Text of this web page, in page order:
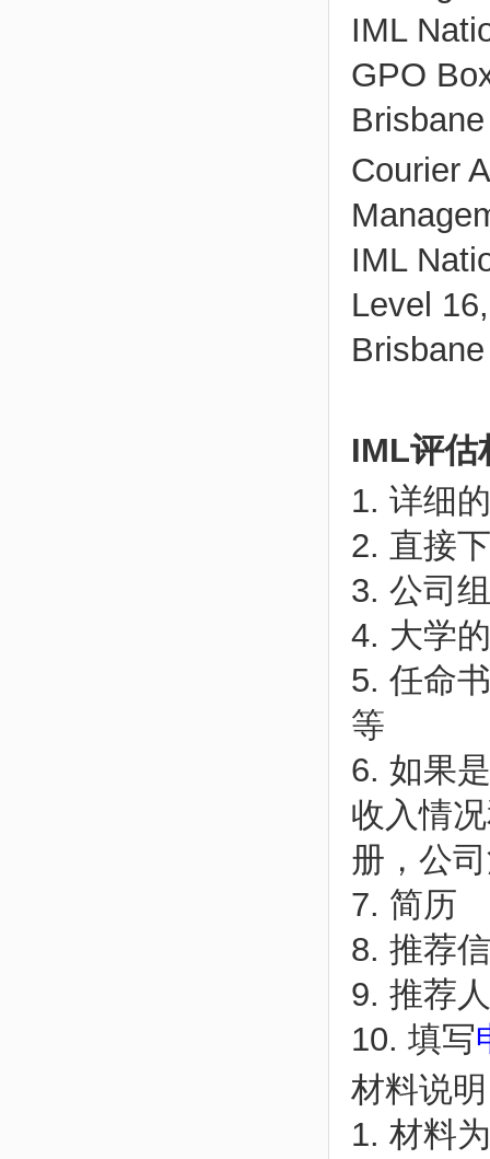
IML
GPO
Courier
IML
Level
IML评估
1. 详细
2. 直接
3. 公司
4. 大学
5. 任命
等
6. 如果
收入情
册，公
7. 简历
8. 推荐信
9. 推荐
10. 填写
材料说
1. 材料